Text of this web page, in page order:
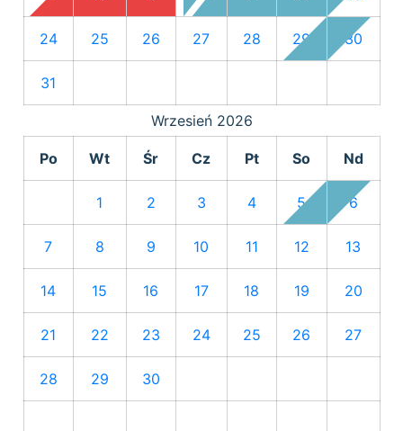
24 25 26 27 28 29 30
31
Wrzesień 2026
Po Wt Śr Cz Pt So Nd
1 2 3 4 5 6
7 8 9 10 11 12 13
14 15 16 17 18 19 20
21 22 23 24 25 26 27
28 29 30